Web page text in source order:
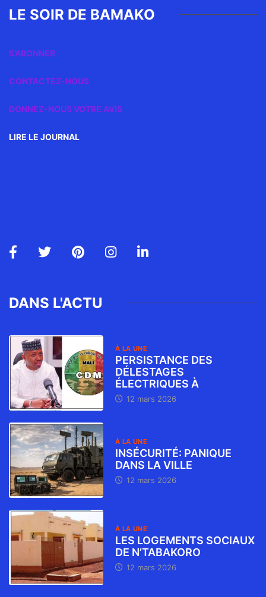
LE SOIR DE BAMAKO
S’ABONNER
CONTACTEZ-NOUS
DONNEZ-NOUS VOTRE AVIS
LIRE LE JOURNAL
DANS L'ACTU
À LA UNE
PERSISTANCE DES
DÉLESTAGES
ÉLECTRIQUES À
12 mars 2026
À LA UNE
INSÉCURITÉ: PANIQUE
DANS LA VILLE
12 mars 2026
À LA UNE
LES LOGEMENTS SOCIAUX
DE N’TABAKORO
12 mars 2026